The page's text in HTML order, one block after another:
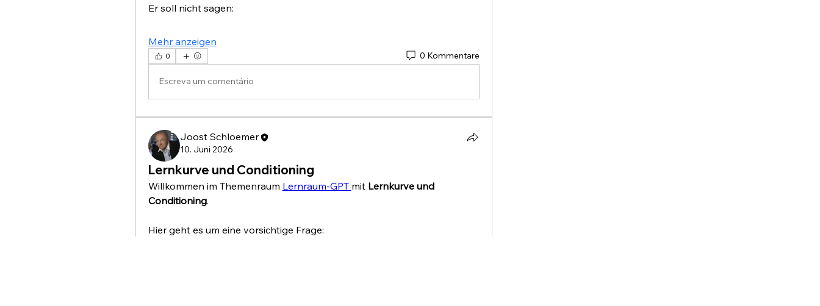
Er soll nicht sagen:
Mehr anzeigen
0 0 Kommentare
Escreva um comentário
Joost Schloemer
10. Juni 2026
Lernkurve und Conditioning
Willkommen im Themenraum Lernraum-GPT mit Lernkurve und
Conditioning.
Hier geht es um eine vorsichtige Frage: